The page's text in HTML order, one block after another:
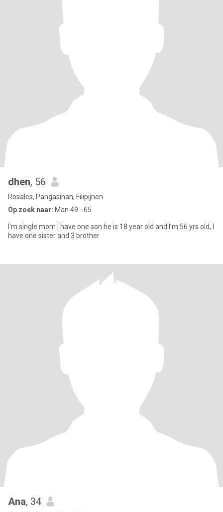
dhen, 56
Rosales, Pangasinan, Filipijnen
Op zoek naar: Man 49 - 65
I'm single mom I have one son he is 18 year old and I'm 56 yrs old, I
have one sister and 3 brother
Ana, 34